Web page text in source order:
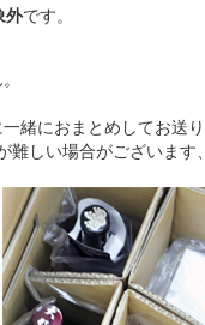
外です。
緒におまとめしてお送り
難しい場合がございま